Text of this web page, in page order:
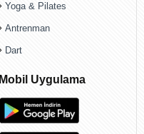
Yoga & Pilates
Antrenman
Dart
Mobil Uygulama